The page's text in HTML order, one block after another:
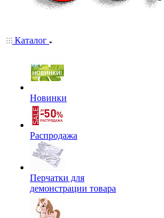
Каталог
Новинки
Распродажа
Перчатки для
демонстрации товара